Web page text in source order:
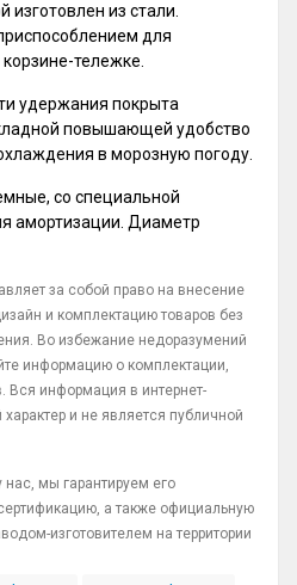
изготовлен из стали.
для
тележке.
удержания покрыта
повышающей удобство
в морозную погоду.
со специальной
амортизации. Диаметр
за собой право на внесение
и комплектацию товаров без
Во избежание недоразумений
информацию о комплектации,
Вся информация в интернет-
и не является публичной
нас, мы гарантируем его
а также официальную
изготовителем на территории